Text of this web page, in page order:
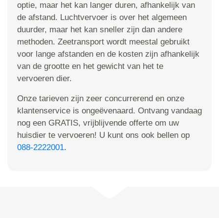
optie, maar het kan langer duren, afhankelijk van
de afstand. Luchtvervoer is over het algemeen
duurder, maar het kan sneller zijn dan andere
methoden. Zeetransport wordt meestal gebruikt
voor lange afstanden en de kosten zijn afhankelijk
van de grootte en het gewicht van het te
vervoeren dier.
Onze tarieven zijn zeer concurrerend en onze
klantenservice is ongeëvenaard. Ontvang vandaag
nog een GRATIS, vrijblijvende offerte om uw
huisdier te vervoeren! U kunt ons ook bellen op
088-2222001.